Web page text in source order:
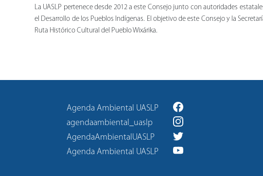
La UASLP pertenece desde 2012 a este Consejo junto con autoridades
el Desarrollo de los Pueblos Indígenas. El objetivo de este Consejo y la
Ruta Histórico Cultural del Pueblo Wixárika.
Agenda Ambiental UASLP
agendaambiental_uaslp
AgendaAmbientalUASLP
Agenda Ambiental UASLP